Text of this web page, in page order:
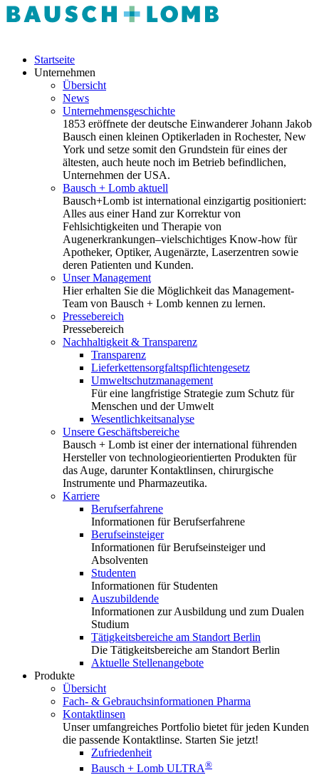
Startseite
Unternehmen
Übersicht
News
Unternehmensgeschichte
1853 eröffnete der deutsche Einwanderer Johann Jakob
Bausch einen kleinen Optikerladen in Rochester, New
York und setze somit den Grundstein für eines der
ältesten, auch heute noch im Betrieb befindlichen,
Unternehmen der USA.
Bausch + Lomb aktuell
Bausch+Lomb ist international einzigartig positioniert:
Alles aus einer Hand zur Korrektur von
Fehlsichtigkeiten und Therapie von
Augenerkrankungen–vielschichtiges Know-how für
Apotheker, Optiker, Augenärzte, Laserzentren sowie
deren Patienten und Kunden.
Unser Management
Hier erhalten Sie die Möglichkeit das Management-
Team von Bausch + Lomb kennen zu lernen.
Pressebereich
Pressebereich
Nachhaltigkeit & Transparenz
Transparenz
Lieferkettensorgfaltspflichtengesetz
Umweltschutzmanagement
Für eine langfristige Strategie zum Schutz für
Menschen und der Umwelt
Wesentlichkeitsanalyse
Unsere Geschäftsbereiche
Bausch + Lomb ist einer der international führenden
Hersteller von technologieorientierten Produkten für
das Auge, darunter Kontaktlinsen, chirurgische
Instrumente und Pharmazeutika.
Karriere
Berufserfahrene
Informationen für Berufserfahrene
Berufseinsteiger
Informationen für Berufseinsteiger und
Absolventen
Studenten
Informationen für Studenten
Auszubildende
Informationen zur Ausbildung und zum Dualen
Studium
Tätigkeitsbereiche am Standort Berlin
Die Tätigkeitsbereiche am Standort Berlin
Aktuelle Stellenangebote
Produkte
Übersicht
Fach- & Gebrauchsinformationen Pharma
Kontaktlinsen
Unser umfangreiches Portfolio bietet für jeden Kunden
die passende Kontaktlinse. Starten Sie jetzt!
Zufriedenheit
Bausch + Lomb ULTRA®